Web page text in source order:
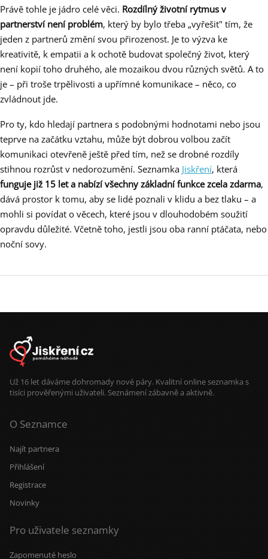
Právě tohle je jádro celé věci. Rozdílný životní rytmus v
partnerství není problém, který by bylo třeba „vyřešit" tím, že
jeden z partnerů změní svou přirozenost. Je to výzva ke
kreativitě, k empatii a k ochotě budovat společný život, který
není kopií toho druhého, ale mozaikou dvou různých světů. A to
je – při troše trpělivosti a upřímné komunikace – něco, co
zvládnout jde.
Pro ty, kdo hledají partnera s podobnými hodnotami nebo jsou
teprve na začátku vztahu, může být dobrou volbou začít
komunikaci otevřeně ještě před tím, než se drobné rozdíly
stihnou rozrůst v nedorozumění. Seznamka Jiskření, která
funguje již 15 let a nabízí všechny základní funkce zcela zdarma,
dává prostor k tomu, aby se lidé poznali v klidu a bez tlaku – a
mohli si povídat o věcech, které jsou v dlouhodobém soužití
opravdu důležité. Včetně toho, jestli jsou oba ranní ptáčata, nebo
noční sovy.
Už 16 let dáváme dohromady nové páry. Kvalitní online seznamka s
tisíci prověřenými uživateli. Seznámení zábavně a aktivně.
O Seznamce
Najít partnera
Přihlášení
Registrace
Novinky
Pro uživatele seznamky
Zapomenuté heslo